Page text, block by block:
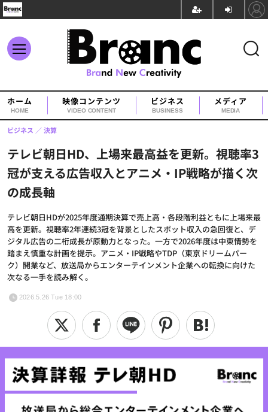
ホーム
HOME
映像コンテンツ
VIDEO CONTENT
ビジネス
BUSINESS
メディア
MEDIA
テレビ朝日HD、上場来最高益を更新。視聴率3
冠が支える広告収入とアニメ・IP戦略が描く次
の成長軸
テレビ朝日HDが2025年度通期決算で売上高・各段階利益ともに上場来最
高を更新。視聴率2年連続3冠を背景としたスポット収入の急回復と、デ
ジタル広告の二桁成長が原動力となった。一方で2026年度は中東情勢を
踏まえ慎重な計画を提示。アニメ・IP戦略やTDP（東京ドリームパー
ク）開業など、放送局からエンターテインメント企業への転換に向けた
次なる一手を読み解く。
ビジネス 決算
2026.5.26 Tue 18:00